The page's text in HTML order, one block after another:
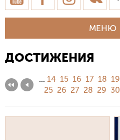
МЕНЮ
ДОСТИЖЕНИЯ
... 14 15 16 17 18 19
25 26 27 28 29 30